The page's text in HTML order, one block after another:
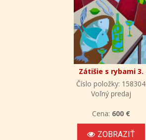
Zátišie s rybami 3.
Číslo položky: 158304
Voľný predaj
Cena: 600 €
ZOBRAZIŤ